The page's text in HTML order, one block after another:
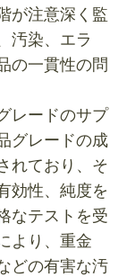
が注意深く監
汚染、エラ
の一貫性の問
レードのサプ
グレードの成
れており、そ
効性、純度を
なテストを受
より、重金
どの有害な汚